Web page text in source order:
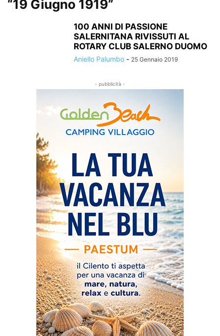
“19 Giugno 1919”
100 ANNI DI PASSIONE
SALERNITANA RIVISSUTI AL
ROTARY CLUB SALERNO DUOMO
Aniello Palumbo - 25 Gennaio 2019
- pubblicità -